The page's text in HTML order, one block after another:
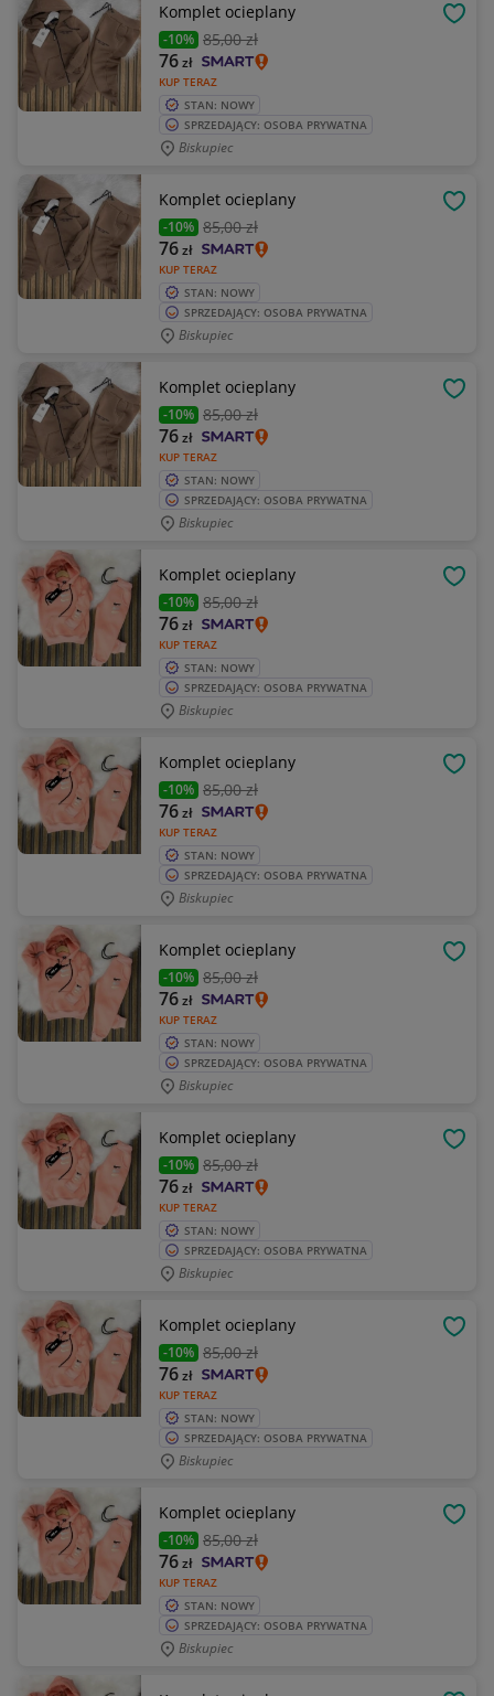
Komplet ocieplany
-10% 85,00 zł
KUP TERAZ
76zł
STAN: NOWY
SPRZEDAJĄCY: OSOBA PRYWATNA
Biskupiec
Komplet ocieplany
-10% 85,00 zł
KUP TERAZ
76zł
STAN: NOWY
SPRZEDAJĄCY: OSOBA PRYWATNA
Biskupiec
Komplet ocieplany
-10% 85,00 zł
KUP TERAZ
76zł
STAN: NOWY
SPRZEDAJĄCY: OSOBA PRYWATNA
Biskupiec
Komplet ocieplany
-10% 85,00 zł
KUP TERAZ
76zł
STAN: NOWY
SPRZEDAJĄCY: OSOBA PRYWATNA
Biskupiec
Komplet ocieplany
-10% 85,00 zł
KUP TERAZ
76zł
STAN: NOWY
SPRZEDAJĄCY: OSOBA PRYWATNA
Biskupiec
Komplet ocieplany
-10% 85,00 zł
KUP TERAZ
76zł
STAN: NOWY
SPRZEDAJĄCY: OSOBA PRYWATNA
Biskupiec
Komplet ocieplany
-10% 85,00 zł
KUP TERAZ
76zł
STAN: NOWY
SPRZEDAJĄCY: OSOBA PRYWATNA
Biskupiec
Komplet ocieplany
-10% 85,00 zł
KUP TERAZ
76zł
STAN: NOWY
SPRZEDAJĄCY: OSOBA PRYWATNA
Biskupiec
Komplet ocieplany
-10% 85,00 zł
KUP TERAZ
76zł
STAN: NOWY
SPRZEDAJĄCY: OSOBA PRYWATNA
Biskupiec